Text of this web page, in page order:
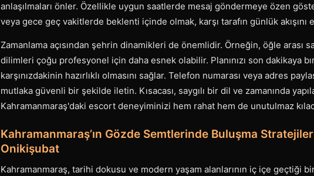
anlaşılmaları önler. Özellikle uygun saatlerde mesaj göndermeye özen
veya gece geç vakitlerde beklenti içinde olmak, karşı tarafın günlük akışını
Zamanlama açısından şehrin dinamikleri de önemlidir. Örneğin, öğle arası
dilimleri çoğu profesyonel için daha esnek olabilir. Planınızı son dakikaya
karşınızdakinin hazırlıklı olmasını sağlar. Telefon numarası veya adres
mutlaka güvenli bir şekilde iletin. Kısacası, saygılı bir dil ve zamanında
Kahramanmaraş'daki escort deneyiminizi hem rahat hem de unutulmaz
Kahramanmaraş’ın Gözde Semtlerinde Buluşma
Onikişubat
Kahramanmaraş, tarihi dokusu ve modern yaşam alanlarının iç içe geçtiği